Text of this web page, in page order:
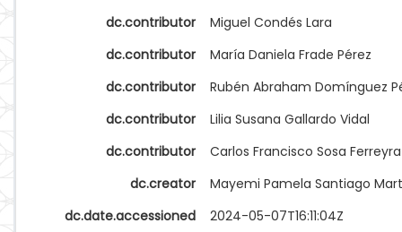
dc.contributor
Miguel Condés Lara
dc.contributor
María Daniela Frade Pérez
dc.contributor
Rubén Abraham Domínguez
dc.contributor
Lilia Susana Gallardo Vidal
dc.contributor
Carlos Francisco Sosa Ferreyra
dc.creator
Mayemi Pamela Santiago
dc.date.accessioned
2024-05-07T16:11:04Z